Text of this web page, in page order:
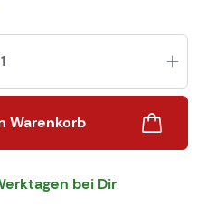
Warenkorb
bei Dir